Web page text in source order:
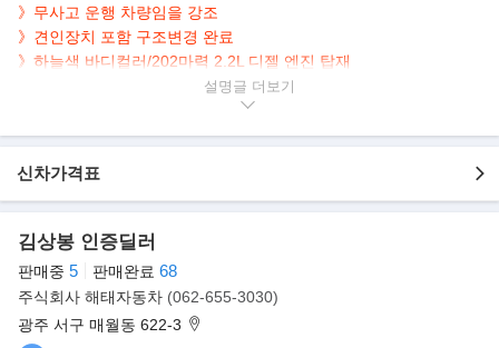
》무사고 운행 차량임을 강조
》 견인장치 포함 구조변경 완료
》하늘색 바디컬러/202마력 2.2L 디젤 엔진 탑재
》루프탑텐트/타프스크린/싱크대/견인고리 등..레저활동 최적화 완
- 무사고 운행
- 화사한 하늘색 바디
- 202마력 디젤 미니밴
- 견인장치 구조변경 완료
- 깔끔하게 관리된 내/외관 보유
- 루프탑텐트 포함 아웃도어 활동에 최적화된 구성
설명글
신차가격표
김상봉 인증딜러
판매중 5 판매완료 68
주식회사 해태자동차 (062-655-3030)
광주 서구 매월동 622-3